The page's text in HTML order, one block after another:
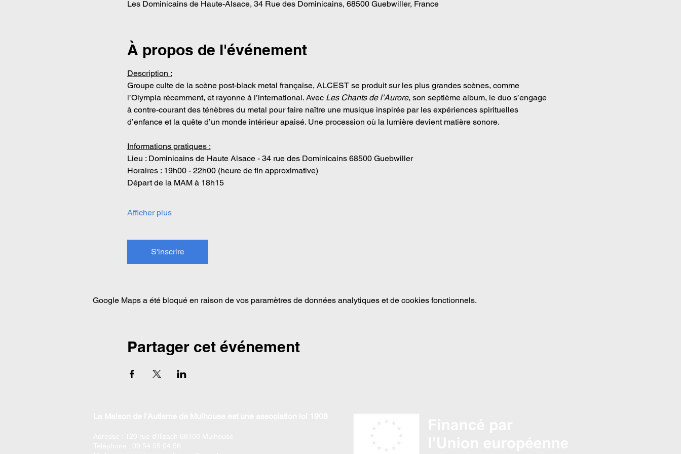
Les Dominicains de Haute-Alsace, 34 Rue des Dominicains, 68500 Guebwiller, France
À propos de l'événement
Description :
Groupe culte de la scène post-black metal française, ALCEST se produit sur les plus grandes scènes, comme
l’Olympia récemment, et rayonne à l’international. Avec Les Chants de l’Aurore, son septième album, le duo s’engage
à contre-courant des ténèbres du metal pour faire naître une musique inspirée par les expériences spirituelles
d’enfance et la quête d’un monde intérieur apaisé. Une procession où la lumière devient matière sonore.
Informations pratiques :
Lieu : Dominicains de Haute Alsace - 34 rue des Dominicains 68500 Guebwiller
Horaires : 19h00 - 22h00 (heure de fin approximative)
Départ de la MAM à 18h15
Afficher plus
S'inscrire
Google Maps a été bloqué en raison de vos paramètres de données analytiques et de cookies fonctionnels.
Partager cet événement